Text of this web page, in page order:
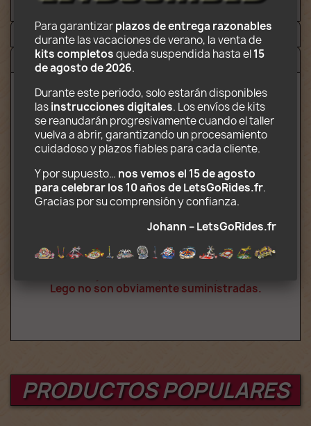
Adjuntos
Video
Avisos (6)
Contenido electrónico descargable que
incluye:
Instrucciones de montaje en formato PDF
Decoraciones listas para imprimir en
formato JPG
Lista de piezas necesarias para la
construcción
Indicaciones para la atracción de
Precaución: Usted compra instrucciones
Lego no son obviamente suministradas.
PRODUCTOS POPULARES
Para garantizar plazos de entrega razonables
kits completos queda suspendida hasta el 15
de agosto de 2026.
Durante este periodo, solo estarán disponibles
las instrucciones digitales. Los envíos de kits
se reanudarán progresivamente cuando el taller
vuelva a abrir, garantizando un procesamiento
cuidadoso y plazos fiables para cada cliente.
Y por supuesto… nos vemos el 15 de agosto
para celebrar los 10 años de LetsGoRides.fr.
Gracias por su comprensión y confianza.
Johann – LetsGoRides.fr